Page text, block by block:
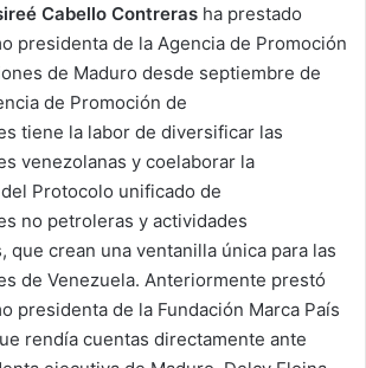
Cabello Contreras ha prestado
presidenta de la Agencia de Promoción
de Maduro desde septiembre de
de Promoción de
tiene la labor de diversificar las
venezolanas y coelaborar la
Protocolo unificado de
no petroleras y actividades
que crean una ventanilla única para las
de Venezuela. Anteriormente prestó
presidenta de la Fundación Marca País
rendía cuentas directamente ante